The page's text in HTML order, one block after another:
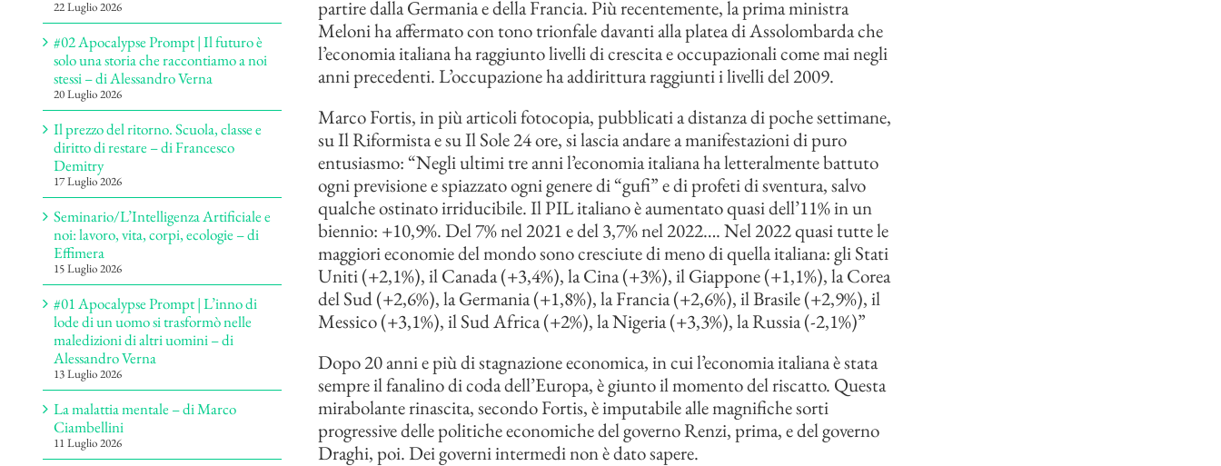
partire dalla Germania e della Francia. Più recentemente, la prima ministra
Meloni ha affermato con tono trionfale davanti alla platea di Assolombarda che
l’economia italiana ha raggiunto livelli di crescita e occupazionali come mai negli
anni precedenti. L’occupazione ha addirittura raggiunti i livelli del 2009.
Marco Fortis, in più articoli fotocopia, pubblicati a distanza di poche settimane,
su Il Riformista e su Il Sole 24 ore, si lascia andare a manifestazioni di puro
entusiasmo: “Negli ultimi tre anni l’economia italiana ha letteralmente battuto
ogni previsione e spiazzato ogni genere di “gufi” e di profeti di sventura, salvo
qualche ostinato irriducibile. Il PIL italiano è aumentato quasi dell’11% in un
biennio: +10,9%. Del 7% nel 2021 e del 3,7% nel 2022…. Nel 2022 quasi tutte le
maggiori economie del mondo sono cresciute di meno di quella italiana: gli Stati
Uniti (+2,1%), il Canada (+3,4%), la Cina (+3%), il Giappone (+1,1%), la Corea
del Sud (+2,6%), la Germania (+1,8%), la Francia (+2,6%), il Brasile (+2,9%), il
Messico (+3,1%), il Sud Africa (+2%), la Nigeria (+3,3%), la Russia (-2,1%)”
Dopo 20 anni e più di stagnazione economica, in cui l’economia italiana è stata
sempre il fanalino di coda dell’Europa, è giunto il momento del riscatto. Questa
mirabolante rinascita, secondo Fortis, è imputabile alle magnifiche sorti
progressive delle politiche economiche del governo Renzi, prima, e del governo
Draghi, poi. Dei governi intermedi non è dato sapere.
22 Luglio 2026
#02 Apocalypse Prompt | Il futuro è
solo una storia che raccontiamo a noi
stessi – di Alessandro Verna
20 Luglio 2026
Il prezzo del ritorno. Scuola, classe e
diritto di restare – di Francesco
Demitry
17 Luglio 2026
Seminario/L’Intelligenza Artificiale e
noi: lavoro, vita, corpi, ecologie – di
Effimera
15 Luglio 2026
#01 Apocalypse Prompt | L’inno di
lode di un uomo si trasformò nelle
maledizioni di altri uomini – di
Alessandro Verna
13 Luglio 2026
La malattia mentale – di Marco
Ciambellini
11 Luglio 2026